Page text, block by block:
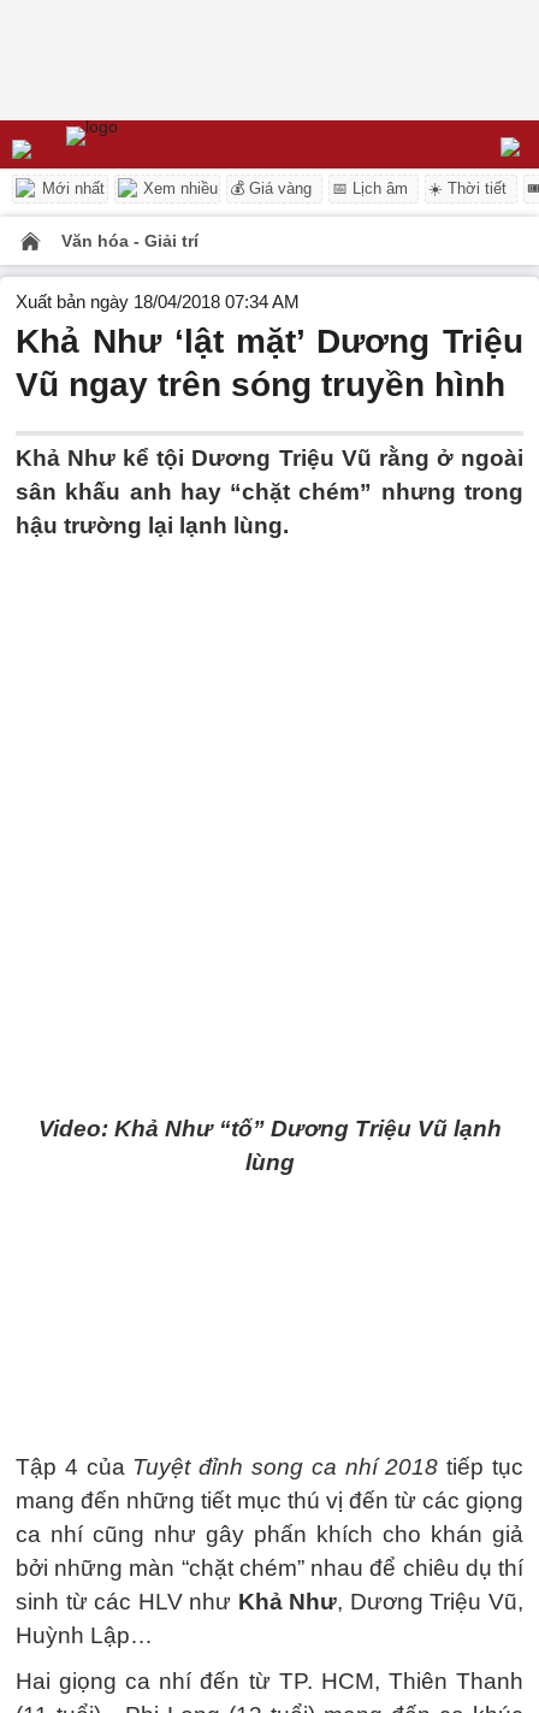
Mới nhất Xem nhiều 💰 Giá vàng 📅 Lịch âm ☀️ Thời tiết
Văn hóa - Giải trí
Xuất bản ngày 18/04/2018 07:34 AM
Khả Như ‘lật mặt’ Dương Triệu
Vũ ngay trên sóng truyền hình
Khả Như kể tội Dương Triệu Vũ rằng ở ngoài
sân khấu anh hay “chặt chém” nhưng trong
hậu trường lại lạnh lùng.
Video: Khả Như “tố” Dương Triệu Vũ lạnh
lùng
Tập 4 của Tuyệt đỉnh song ca nhí 2018 tiếp tục
mang đến những tiết mục thú vị đến từ các giọng
ca nhí cũng như gây phấn khích cho khán giả
bởi những màn “chặt chém” nhau để chiêu dụ thí
sinh từ các HLV như Khả Như, Dương Triệu Vũ,
Huỳnh Lập…
Hai giọng ca nhí đến từ TP. HCM, Thiên Thanh